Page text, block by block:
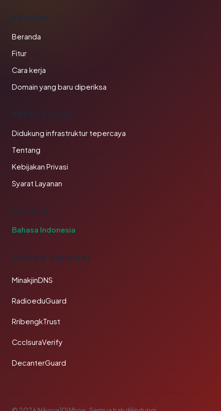
PRODUK
Beranda
Fitur
Cara kerja
Domain yang baru diperiksa
PERUSAHAAN
Didukung infrastruktur tepercaya
Tentang
Kebijakan Privasi
Syarat Layanan
BAHASA
Bahasa Indonesia
TAUTAN SAHABAT
MinakjinDNS
RadioeduGuard
RribengkTrust
CcclsuraVerify
DecanterGuard